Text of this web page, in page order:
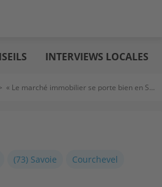
INTERVIEWS LOCALES
« Le marché immobilier se porte bien en Savoie »
(73) Savoie Courchevel